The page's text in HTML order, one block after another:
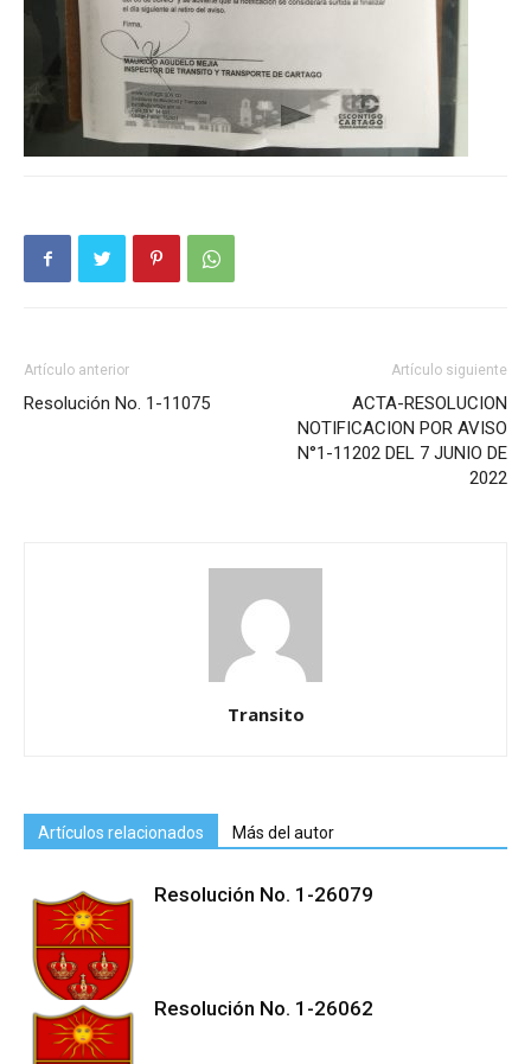
Artículo anterior
Resolución No. 1-11075
Artículo siguiente
ACTA-RESOLUCION
NOTIFICACION POR AVISO
N°1-11202 DEL 7 JUNIO DE
2022
Transito
Artículos relacionados Más del autor
Resolución No. 1-26079
Resolución No. 1-26062